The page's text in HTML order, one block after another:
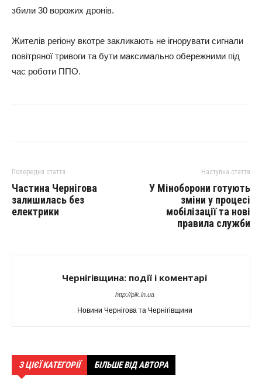
збили 30 ворожих дронів.
Жителів регіону вкотре закликають не ігнорувати сигнали
повітряної тривоги та бути максимально обережними під
час роботи ППО.
Попередня стаття
Частина Чернігова
залишилась без
електрики
Наступна стаття
У Міноборони готують
зміни у процесі
мобілізації та нові
правила служби
Чернігівщина: події і коментарі
http://pik.in.ua
Новини Чернігова та Чернігівщини
З ЦІЄЇ КАТЕГОРІЇ БІЛЬШЕ ВІД АВТОРА